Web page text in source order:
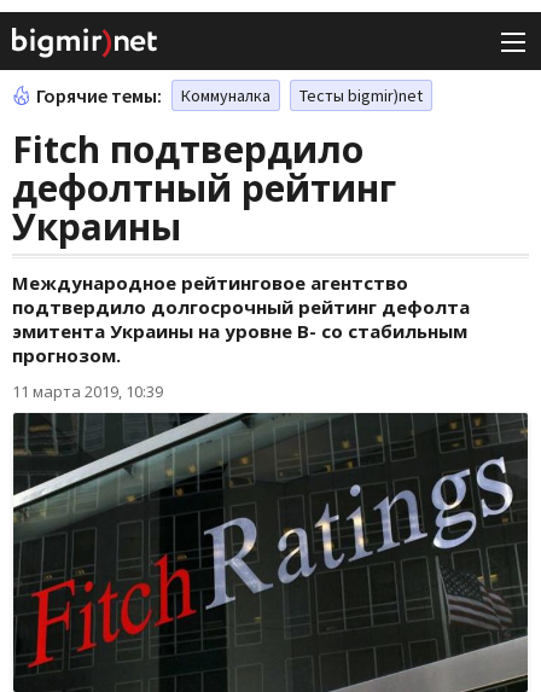
Горячие темы: Коммуналка Тесты bigmir)net
Fitch подтвердило
дефолтный рейтинг
Украины
Международное рейтинговое агентство
подтвердило долгосрочный рейтинг дефолта
эмитента Украины на уровне B- со стабильным
прогнозом.
11 марта 2019, 10:39